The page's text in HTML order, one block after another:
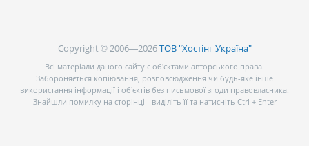
Copyright © 2006—2026ТОВ "Хостінг Україна"
Всі матеріали даного сайту є об’єктами авторського права.
Забороняється копіювання, розповсюдження чи будь-яке інше
використання інформації і об’єктів без письмової згоди правовласника.
Знайшли помилку на сторінці - виділіть її та натисніть Ctrl + Enter